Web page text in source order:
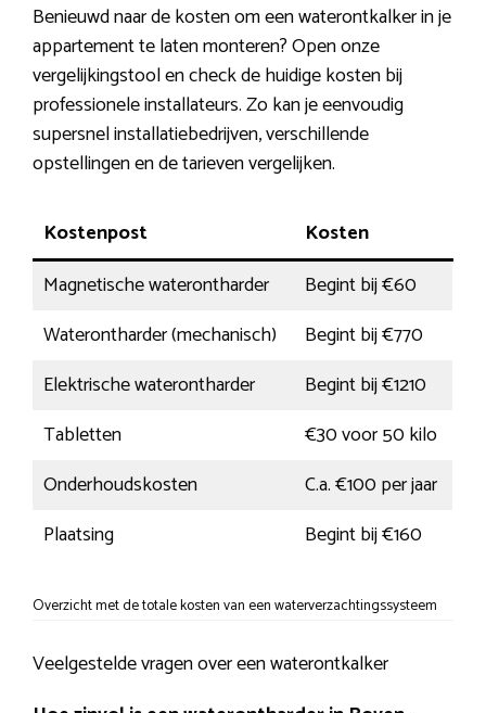
Benieuwd naar de kosten om een waterontkalker in je
appartement te laten monteren? Open onze
vergelijkingstool en check de huidige kosten bij
professionele installateurs. Zo kan je eenvoudig
supersnel installatiebedrijven, verschillende
opstellingen en de tarieven vergelijken.
Kostenpost
Kosten
Magnetische waterontharder
Begint bij €60
Waterontharder (mechanisch)
Begint bij €770
Elektrische waterontharder
Begint bij €1210
Tabletten
€30 voor 50 kilo
Onderhoudskosten
C.a. €100 per jaar
Plaatsing
Begint bij €160
Overzicht met de totale kosten van een waterverzachtingssysteem
Veelgestelde vragen over een waterontkalker